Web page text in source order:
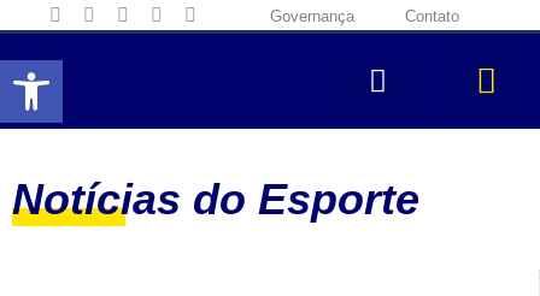
Abrir a barra de ferramentas
Governança Contato
Notícias do Esporte